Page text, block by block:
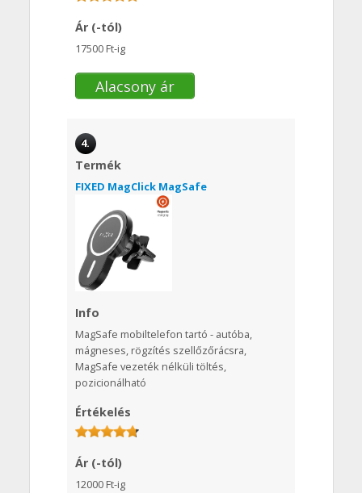
Ár (-tól)
17500 Ft-ig
Alacsony ár
4.
Termék
FIXED MagClick MagSafe
Info
MagSafe mobiltelefon tartó - autóba,
mágneses, rögzítés szellőzőrácsra,
MagSafe vezeték nélküli töltés,
pozicionálható
Értékelés
Ár (-tól)
12000 Ft-ig